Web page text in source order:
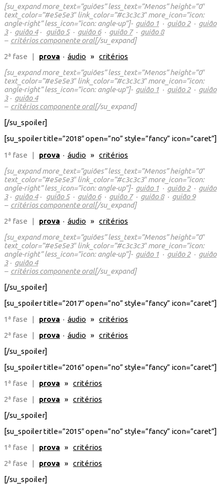
[su_expand more_text=”guiões” less_text=”Menos” height=”0″
text_color=”#e5e5e3″ link_color=”#c3c3c3″ more_icon=”icon:
angle-right” less_icon=”icon: angle-up”]- guião 1 · guião 2· guião
3· guião 4· guião 5· guião 6· guião 7· guião 8
– critérios componente oral[/su_expand]
2ª fase |
prova · áudio » critérios
[su_expand more_text=”guiões” less_text=”Menos” height=”0″
text_color=”#e5e5e3″ link_color=”#c3c3c3″ more_icon=”icon:
angle-right” less_icon=”icon: angle-up”]- guião 1 · guião 2· guião
3· guião 4
– critérios componente oral[/su_expand]
[/su_spoiler]
[su_spoiler title=”2018″ open=”no” style=”fancy” icon=”caret”]
1ª fase |
prova · áudio » critérios
[su_expand more_text=”guiões” less_text=”Menos” height=”0″
text_color=”#e5e5e3″ link_color=”#c3c3c3″ more_icon=”icon:
angle-right” less_icon=”icon: angle-up”]- guião 1 · guião 2· guião
3· guião 4· guião 5· guião 6· guião 7· guião 8· guião 9
– critérios componente oral[/su_expand]
2ª fase |
prova · áudio » critérios
[su_expand more_text=”guiões” less_text=”Menos” height=”0″
text_color=”#e5e5e3″ link_color=”#c3c3c3″ more_icon=”icon:
angle-right” less_icon=”icon: angle-up”]- guião 1 · guião 2· guião
3· guião 4
– critérios componente oral[/su_expand]
[/su_spoiler]
[su_spoiler title=”2017″ open=”no” style=”fancy” icon=”caret”]
1ª fase |
prova · áudio » critérios
2ª fase |
prova · áudio » critérios
[/su_spoiler]
[su_spoiler title=”2016″ open=”no” style=”fancy” icon=”caret”]
1ª fase |
prova » critérios
2ª fase |
prova » critérios
[/su_spoiler]
[su_spoiler title=”2015″ open=”no” style=”fancy” icon=”caret”]
1ª fase |
prova » critérios
2ª fase |
prova » critérios
[/su_spoiler]